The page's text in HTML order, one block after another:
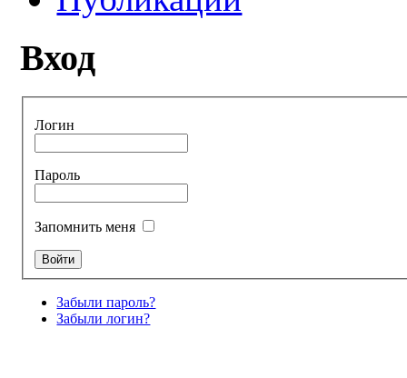
Вход
Логин
Пароль
Запомнить меня
Забыли пароль?
Забыли логин?